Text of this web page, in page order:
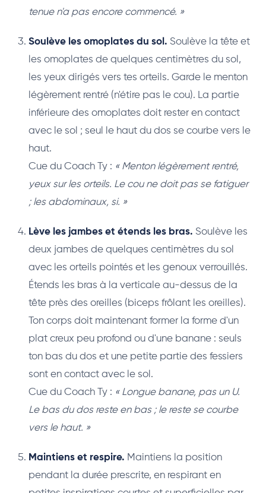
tenue n'a pas encore commencé. »
Soulève les omoplates du sol. Soulève la tête et
les omoplates de quelques centimètres du sol,
les yeux dirigés vers tes orteils. Garde le menton
légèrement rentré (n'étire pas le cou). La partie
inférieure des omoplates doit rester en contact
avec le sol ; seul le haut du dos se courbe vers le
haut.
Cue du Coach Ty : « Menton légèrement rentré,
yeux sur les orteils. Le cou ne doit pas se fatiguer
; les abdominaux, si. »
Lève les jambes et étends les bras. Soulève les
deux jambes de quelques centimètres du sol
avec les orteils pointés et les genoux verrouillés.
Étends les bras à la verticale au-dessus de la
tête près des oreilles (biceps frôlant les oreilles).
Ton corps doit maintenant former la forme d'un
plat creux peu profond ou d'une banane : seuls
ton bas du dos et une petite partie des fessiers
sont en contact avec le sol.
Cue du Coach Ty : « Longue banane, pas un U.
Le bas du dos reste en bas ; le reste se courbe
vers le haut. »
Maintiens et respire. Maintiens la position
pendant la durée prescrite, en respirant en